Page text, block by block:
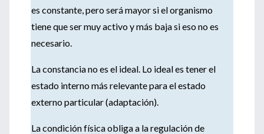
es constante, pero será mayor si el organismo
tiene que ser muy activo y más baja si eso no es
necesario.
La constancia no es el ideal. Lo ideal es tener el
estado interno más relevante para el estado
externo particular (adaptación).
La condición física obliga a la regulación de